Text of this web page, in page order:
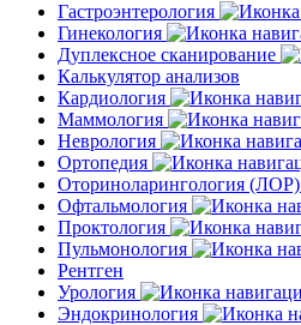
Гастроэнтерология
Гинекология
Дуплексное сканирование
Калькулятор анализов
Кардиология
Маммология
Неврология
Ортопедия
Оториноларингология (ЛОР)
Офтальмология
Проктология
Пульмонология
Рентген
Урология
Эндокринология